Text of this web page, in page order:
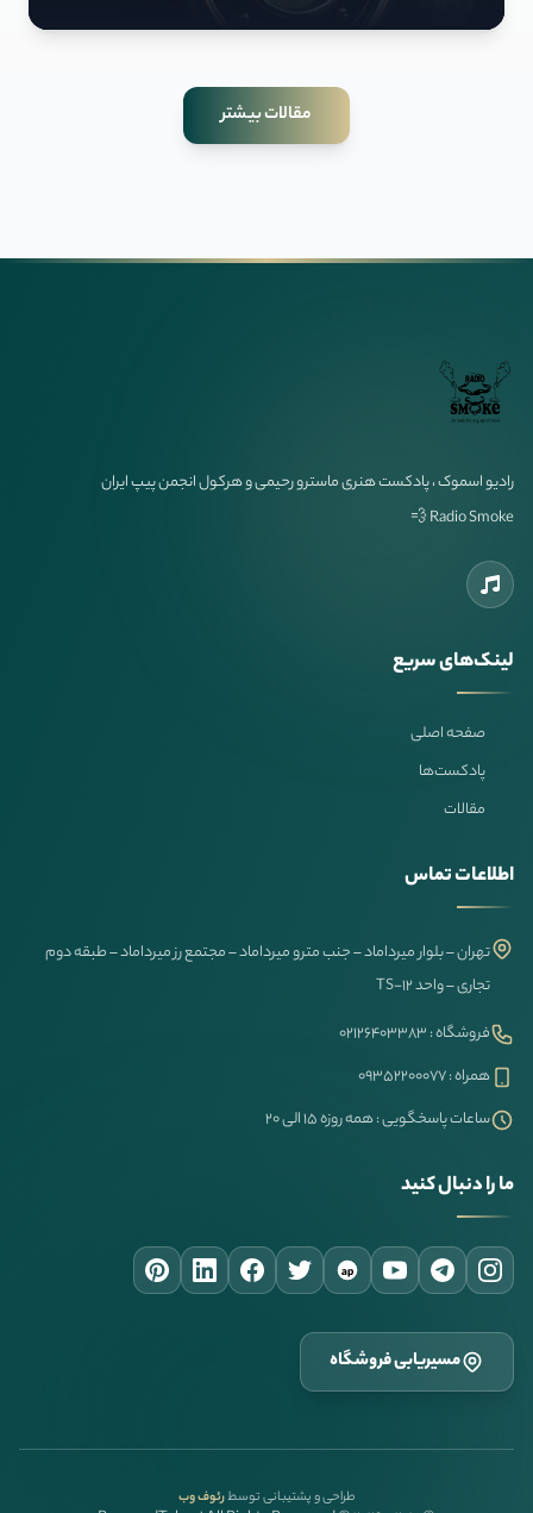
مقالات بیشتر
رادیو اسموک ، پادکست هنری ماسترو رحیمی و هرکول انجمن پیپ ایران
Radio Smoke 💨
لینک‌های سریع
صفحه اصلی
پادکست‌ها
مقالات
اطلاعات تماس
تهران – بلوار میرداماد – جنب مترو میرداماد – مجتمع رز میرداماد – طبقه دوم
تجاری – واحد TS-12
فروشگاه : ۰۲۱۲۶۴۰۳۳۸۳
همراه : ۰۹۳۵۲۲۰۰۰۷۷
ساعات پاسخگویی : همه روزه ۱۵ الی ۲۰
ما را دنبال کنید
ap
مسیریابی فروشگاه
طراحی و پشتیبانی توسطرئوف وب